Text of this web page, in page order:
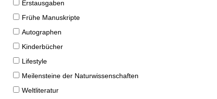
Erstausgaben
Frühe Manuskripte
Autographen
Kinderbücher
Lifestyle
Meilensteine der Naturwissenschaften
Weltliteratur